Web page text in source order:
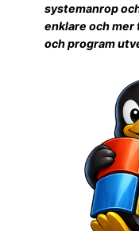
systemanrop
enklare och
och program